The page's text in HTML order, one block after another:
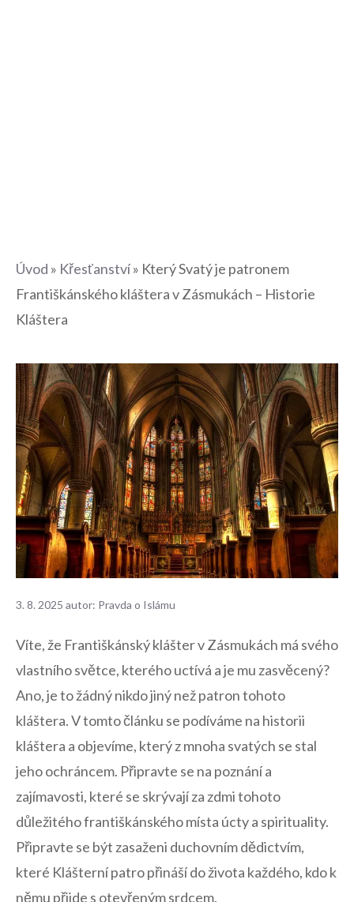
Úvod » Křesťanství» Který Svatý je patronem
Františkánského kláštera v Zásmukách – Historie
Kláštera
3. 8. 2025 autor: Pravda o Islámu
Víte, ⁢že Františkánský ‍klášter v Zásmukách má svého
vlastního ‌světce, kterého uctívá a je mu zasvěcený?
Ano, je to žádný nikdo jiný⁢ než patron⁤ tohoto
kláštera. V tomto článku se podíváme na historii
kláštera a objevíme, který z mnoha svatých se stal
jeho ochráncem. Připravte se⁣ na poznání a
zajímavosti, které se skrývají za zdmi tohoto
důležitého františkánského místa úcty a ‌spirituality.
Připravte se být zasaženi⁤ duchovním dědictvím,
které Klášterní patro přináší do života každého, kdo k
němu přijde s​ otevřeným srdcem.